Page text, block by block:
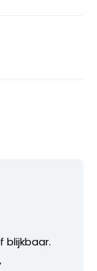
blijkbaar.